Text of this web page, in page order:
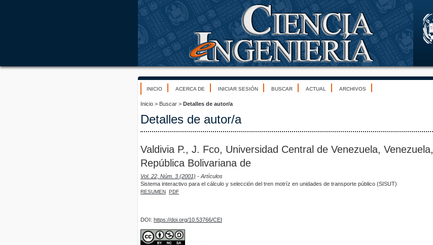
INICIO ACERCA DE INICIAR SESIÓN BUSCAR ACTUAL ARCHIVOS
Inicio > Buscar > Detalles de autor/a
Detalles de autor/a
Valdivia P., J. Fco, Universidad Central de Venezuela, Venezuela,
República Bolivariana de
Vol. 22, Núm. 3 (2001) - Artículos
Sistema interactivo para el cálculo y selección del tren motríz en unidades de transporte público (SISUT)
RESUMEN PDF
DOI: https://doi.org/10.53766/CEI